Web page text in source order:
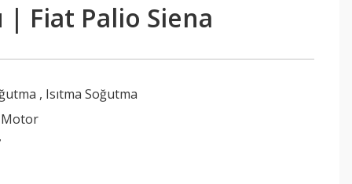
Fiat Palio Siena
, Isıtma Soğutma
Motor